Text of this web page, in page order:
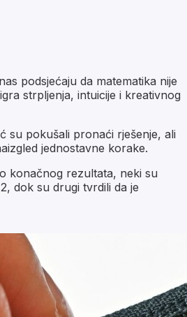
podsjećaju da matematika nije
strpljenja, intuicije i kreativnog
su pokušali pronaći rješenje, ali
jednostavne korake.
konačnog rezultata, neki su
dok su drugi tvrdili da je